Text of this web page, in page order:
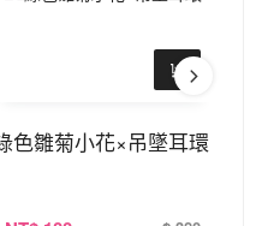
色雛菊小花×吊墜耳環